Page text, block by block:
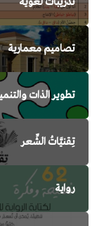
تصاميم معمارية
تطوير الذات
تِقنيَّاتُ الشِّعر
رواية